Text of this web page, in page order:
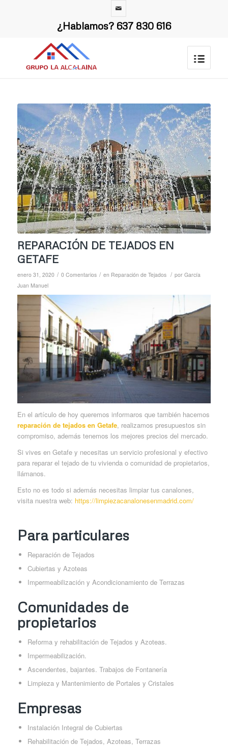
¿Hablamos? 637 830 616
REPARACIÓN DE TEJADOS EN
GETAFE
enero 31, 2020 / 0 Comentarios / en Reparación de Tejados / por García
Juan Manuel
En el artículo de hoy queremos informaros que también hacemos
reparación de tejados en Getafe, realizamos presupuestos sin
compromiso, además tenemos los mejores precios del mercado.
Si vives en Getafe y necesitas un servicio profesional y efectivo
para reparar el tejado de tu vivienda o comunidad de propietarios,
llámanos.
Esto no es todo si además necesitas limpiar tus canalones,
visita nuestra web: https://limpiezacanalonesenmadrid.com/
Para particulares
Reparación de Tejados
Cubiertas y Azoteas
Impermeabilización y Acondicionamiento de Terrazas
Comunidades de
propietarios
Reforma y rehabilitación de Tejados y Azoteas.
Impermeabilización.
Ascendentes, bajantes. Trabajos de Fontanería
Limpieza y Mantenimiento de Portales y Cristales
Empresas
Instalación Integral de Cubiertas
Rehabilitación de Tejados, Azoteas, Terrazas